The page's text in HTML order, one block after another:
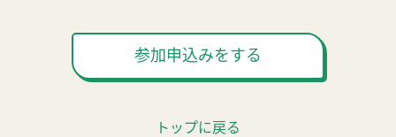
参加申込みをする
トップに戻る